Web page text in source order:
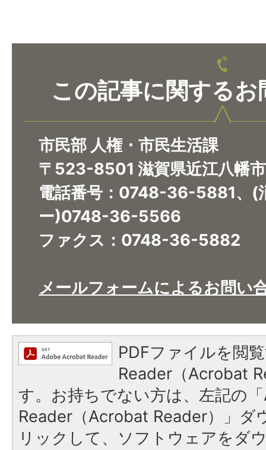
この記事に関するお
市民部 人権・市民生活課
〒523-8501 滋賀県近江八幡
電話番号：0748-36-5881、(
ー)0748-36-5566
ファクス：0748-36-5882
メールフォームによるお問い
PDFファイルを閲
Reader（Acrobat
す。お持ちでない方は、左記の
Reader（Acrobat Reader）」ダ
リックして、ソフトウェアをダ